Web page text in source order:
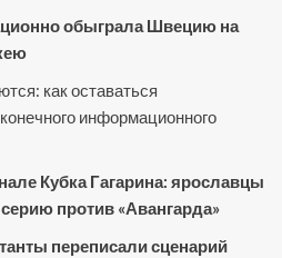
обыграла Швецию на
как оставаться
информационного
Кубка Гагарина: ярославцы
против «Авангарда»
переписали сценарий